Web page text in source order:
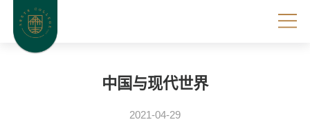
中国与现代世界
2021-04-29